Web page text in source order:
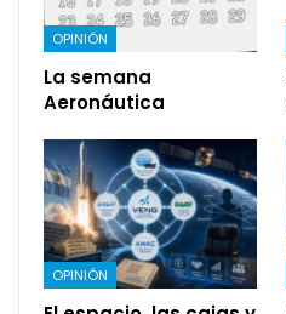
OPINIÓN
La semana
Aeronáutica
OPINIÓN